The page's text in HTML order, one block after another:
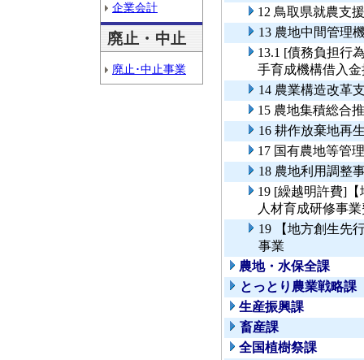
企業会計
廃止・中止
廃止･中止事業
12 鳥取県就農支
13 農地中間管理
13.1 [債務負担行
手育成機構借入
14 農業構造改革
15 農地集積総合
16 耕作放棄地再
17 国有農地等管
18 農地利用調整
19 [繰越明許費]
人材育成研修事
19 【地方創生先
事業
農地・水保全課
とっとり農業戦略課
生産振興課
畜産課
全国植樹祭課